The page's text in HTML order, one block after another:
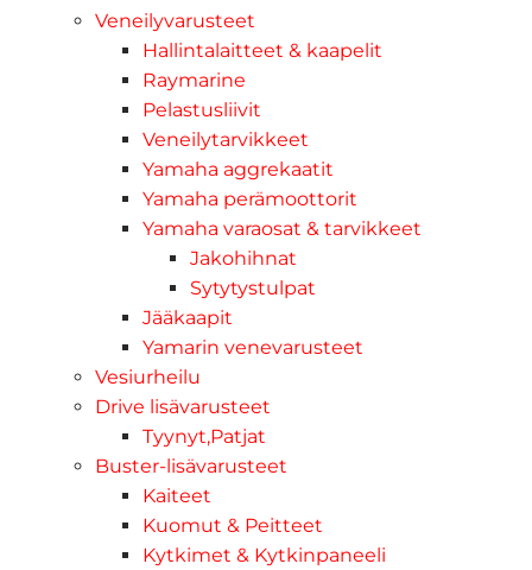
Veneilyvarusteet
Hallintalaitteet & kaapelit
Raymarine
Pelastusliivit
Veneilytarvikkeet
Yamaha aggrekaatit
Yamaha perämoottorit
Yamaha varaosat & tarvikkeet
Jakohihnat
Sytytystulpat
Jääkaapit
Yamarin venevarusteet
Vesiurheilu
Drive lisävarusteet
Tyynyt,Patjat
Buster-lisävarusteet
Kaiteet
Kuomut & Peitteet
Kytkimet & Kytkinpaneeli